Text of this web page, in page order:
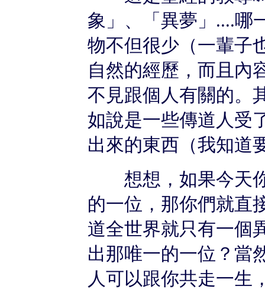
象」、「異夢」....哪
物不但很少（一輩子
自然的經歷，而且內
不見跟個人有關的。
如說是一些傳道人受
出來的東西（我知道
想想，如果今天你
的一位，那你們就直
道全世界就只有一個
出那唯一的一位？當
人可以跟你共走一生